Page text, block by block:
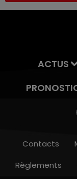
ACTUS
Contacts
Règlements